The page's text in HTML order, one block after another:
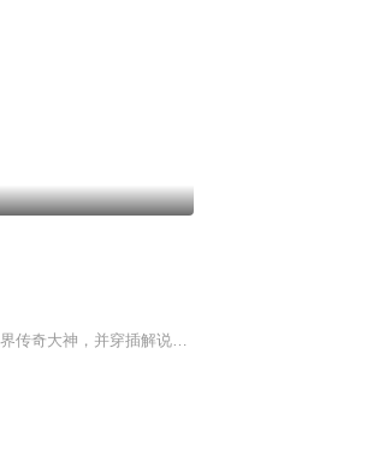
医学大神”系列以十四册、九十万字的体量，忠实再现四百年现代医学史，精细描摹十四位业界传奇大神，并穿插解说医学科普知识，是一套集传记、历史、科普于一身的大众读物...